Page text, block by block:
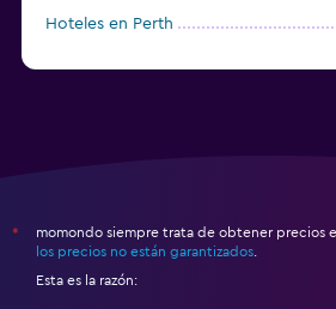
Hoteles en Perth
*
momondo siempre trata de obtener precios
los precios no están garantizados
Esta es la razón: